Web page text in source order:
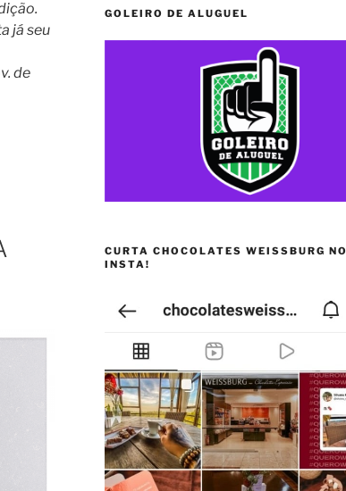
já seu
de
GOLEIRO DE ALUGUEL
CURTA CHOCOLATES WEISSBURG NO
INSTA!